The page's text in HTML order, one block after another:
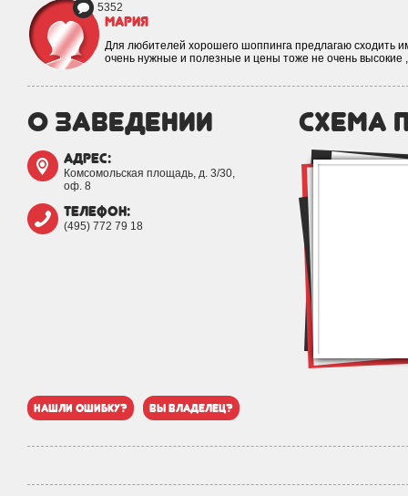
5352
Мария
Для любителей хорошего шоппинга предлагаю сходить
очень нужные и полезные и цены тоже не очень высокие
о заведении
адрес:
Комсомольская площадь, д. 3/30,
оф. 8
телефон:
(495) 772 79 18
схема
нашли ошибку? вы владелец?